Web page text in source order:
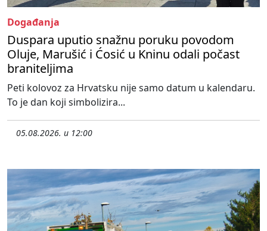
Događanja
Duspara uputio snažnu poruku povodom
Oluje, Marušić i Ćosić u Kninu odali počast
braniteljima
Peti kolovoz za Hrvatsku nije samo datum u kalendaru.
To je dan koji simbolizira...
05.08.2026. u 12:00